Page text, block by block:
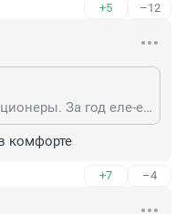
+5 –12
Зачем вообще у нас кондиционеры. За год еле-еле 30 дней хороших-жарких наберется
комфорте
+7 –4